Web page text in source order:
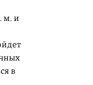
м. и
в